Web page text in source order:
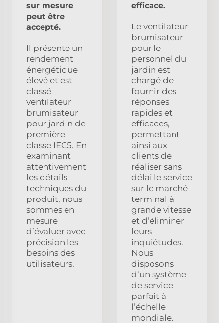
sur mesure
peut être
accepté.
Il présente un
rendement
énergétique
élevé et est
classé
ventilateur
brumisateur
pour jardin de
première
classe IEC5. En
examinant
attentivement
les détails
techniques du
produit, nous
sommes en
mesure
d’évaluer avec
précision les
besoins des
utilisateurs.
efficace.
Le ventilateur
brumisateur
pour le
personnel du
jardin est
chargé de
fournir des
réponses
rapides et
efficaces,
permettant
ainsi aux
clients de
réaliser sans
délai le service
sur le marché
terminal à
grande vitesse
et d’éliminer
leurs
inquiétudes.
Nous
disposons
d’un système
de service
parfait à
l’échelle
mondiale.